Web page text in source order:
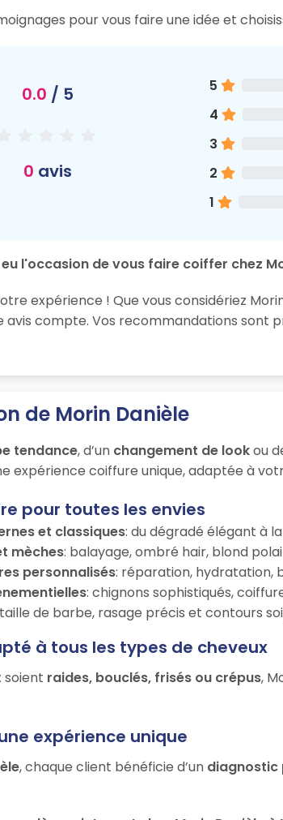
pour vous faire une idée et
0.0 / 5
0 avis
5
4
3
2
1
l'occasion de vous faire coiffer chez
expérience ! Que vous considériez
compte. Vos recommandations sont
de Morin Danièle
tendance, d’un changement de lookou
expérience coiffure unique, adaptée à
pour toutes les envies
et classiques: du dégradé élégant à
mèches: balayage, ombré hair, blond
personnalisés: réparation, hydratation,
: chignons sophistiqués,
de barbe, rasage précis et contours
à tous les types de cheveux
soient raides, bouclés, frisés ou crépus,
expérience unique
, chaque client bénéficie d’un diagnostic